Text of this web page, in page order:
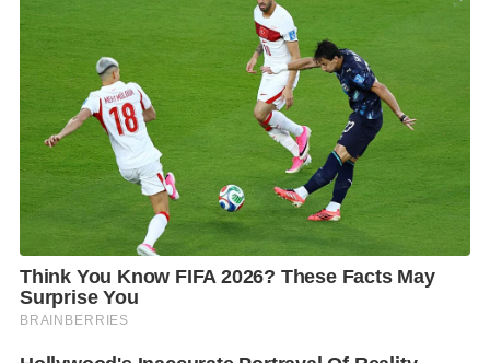
นอกจากนี้ยังมีโซนไฮไลต์ให้ถ่ายภาพอีกเพียบ ด้วยดีไซน์
สุดล้ำ แสงสีจัดเต็ม อาทิ
Cosmic Jellyfish อาณาจักรแมงกะพรุนแห่งจักรวาล ล่อง
ลอยในโลกแห่งแสงสีและแมงกะพรุนที่พริ้วไหวรอบตัว
Whispering Woods ป่าแฟนตาซีที่มีชีวิต ซึ่งแสงและเงา
เคลื่อนไหวตามจังหวะ
Time Matrix Chronicles แมทริกซ์แห่งกาลเวลา ก้าวเข้าสู่
โครงข่ายแห่งกาลเวลา ทุกท่วงท่าทุกการเคลื่อนไหวได้
ความสวยงามไม่ซ้ำ